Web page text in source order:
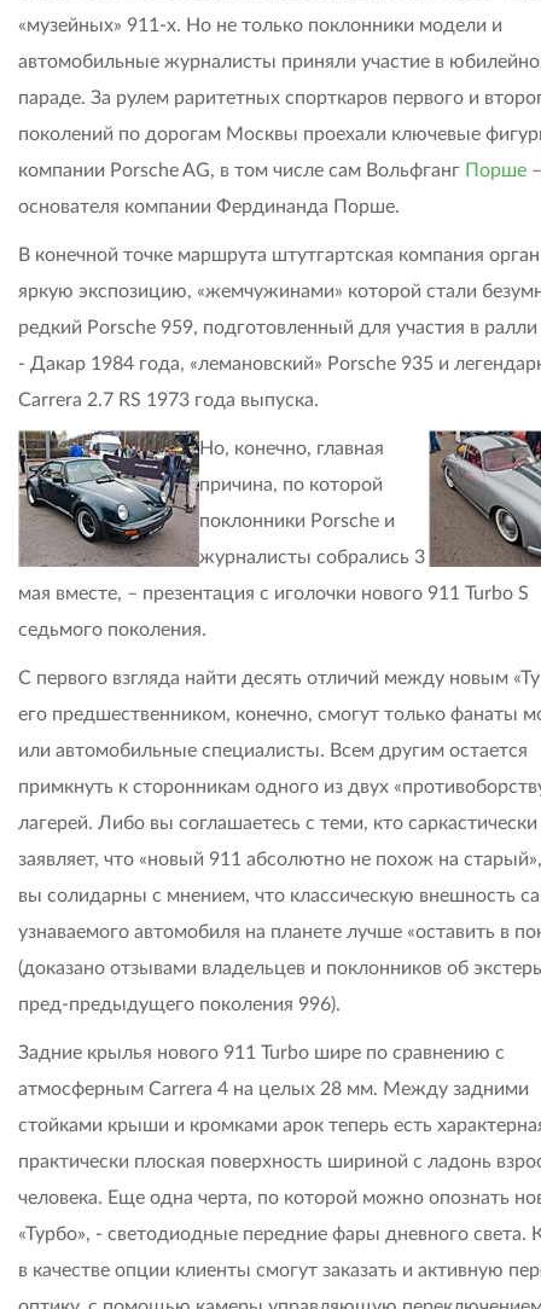
«музейных» 911-х. Но не только поклонники модели и
автомобильные журналисты приняли участие в
параде. За рулем раритетных спорткаров первого и
поколений по дорогам Москвы проехали ключевые
компании Porsche AG, в том числе сам Вольфганг Порше
основателя компании Фердинанда Порше.
В конечной точке маршрута штутгартская компания
яркую экспозицию, «жемчужинами» которой стали
редкий Porsche 959, подготовленный для участия в
- Дакар 1984 года, «лемановский» Porsche 935 и
Carrera 2.7 RS 1973 года выпуска.
Но, конечно, главная
причина, по которой
поклонники Porsche и
журналисты собрались 3
мая вместе, – презентация с иголочки нового 911 Turbo S
седьмого поколения.
С первого взгляда найти десять отличий между новым
его предшественником, конечно, смогут только фанаты
или автомобильные специалисты. Всем другим остается
примкнуть к сторонникам одного из двух
лагерей. Либо вы соглашаетесь с теми, кто саркастически
заявляет, что «новый 911 абсолютно не похож на
вы солидарны с мнением, что классическую внешность
узнаваемого автомобиля на планете лучше «оставить в
(доказано отзывами владельцев и поклонников об
пред-предыдущего поколения 996).
Задние крылья нового 911 Turbo шире по сравнению с
атмосферным Carrera 4 на целых 28 мм. Между задними
стойками крыши и кромками арок теперь есть
практически плоская поверхность шириной с ладонь
человека. Еще одна черта, по которой можно опознать
«Турбо», - светодиодные передние фары дневного света.
в качестве опции клиенты смогут заказать и активную